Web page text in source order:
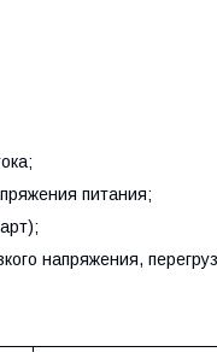
питания;
напряжения,